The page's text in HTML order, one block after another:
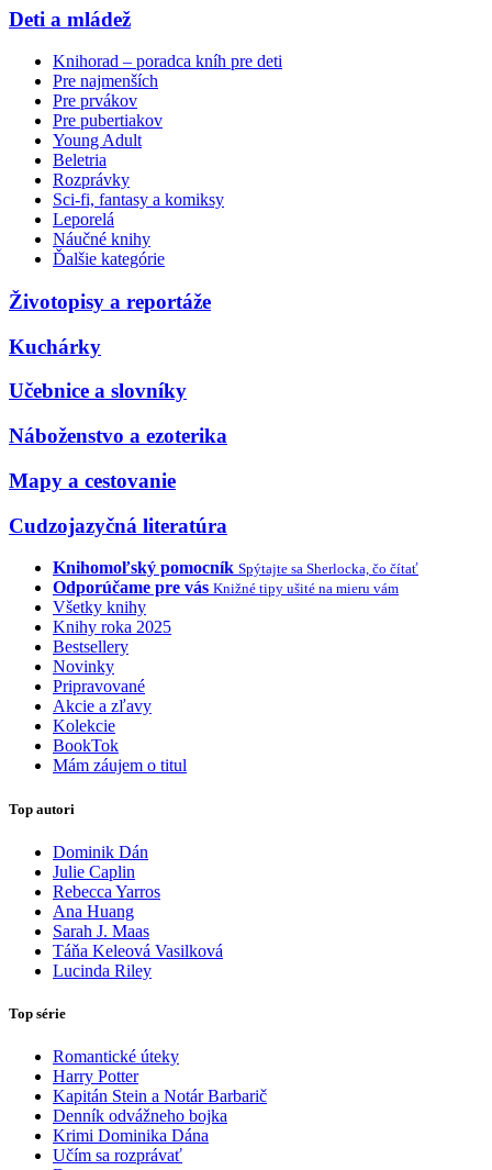
Deti a mládež
Knihorad – poradca kníh pre deti
Pre najmenších
Pre prvákov
Pre pubertiakov
Young Adult
Beletria
Rozprávky
Sci-fi, fantasy a komiksy
Leporelá
Náučné knihy
Ďalšie kategórie
Životopisy a reportáže
Kuchárky
Učebnice a slovníky
Náboženstvo a ezoterika
Mapy a cestovanie
Cudzojazyčná literatúra
Knihomoľský pomocník Spýtajte sa Sherlocka, čo čítať
Odporúčame pre vás Knižné tipy ušité na mieru vám
Všetky knihy
Knihy roka 2025
Bestsellery
Novinky
Pripravované
Akcie a zľavy
Kolekcie
BookTok
Mám záujem o titul
Top autori
Dominik Dán
Julie Caplin
Rebecca Yarros
Ana Huang
Sarah J. Maas
Táňa Keleová Vasilková
Lucinda Riley
Top série
Romantické úteky
Harry Potter
Kapitán Stein a Notár Barbarič
Denník odvážneho bojka
Krimi Dominika Dána
Učím sa rozprávať